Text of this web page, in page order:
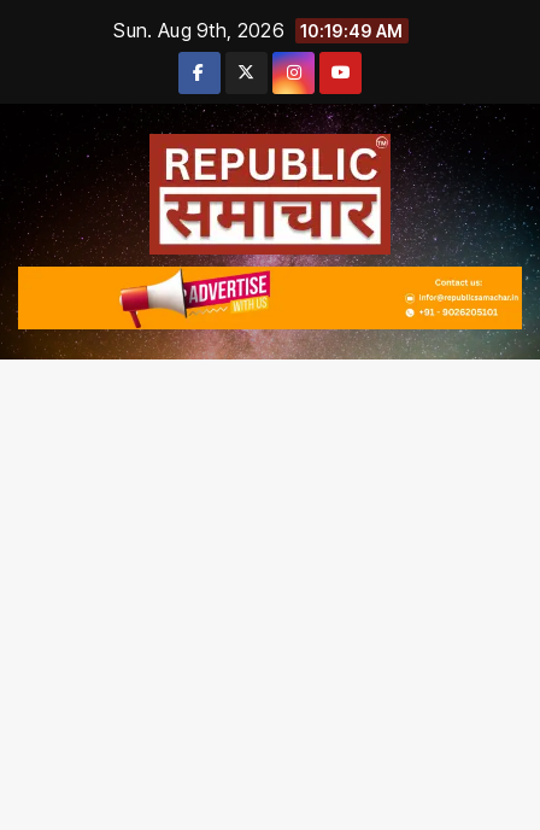
Sun. Aug 9th, 2026 10:19:49 AM